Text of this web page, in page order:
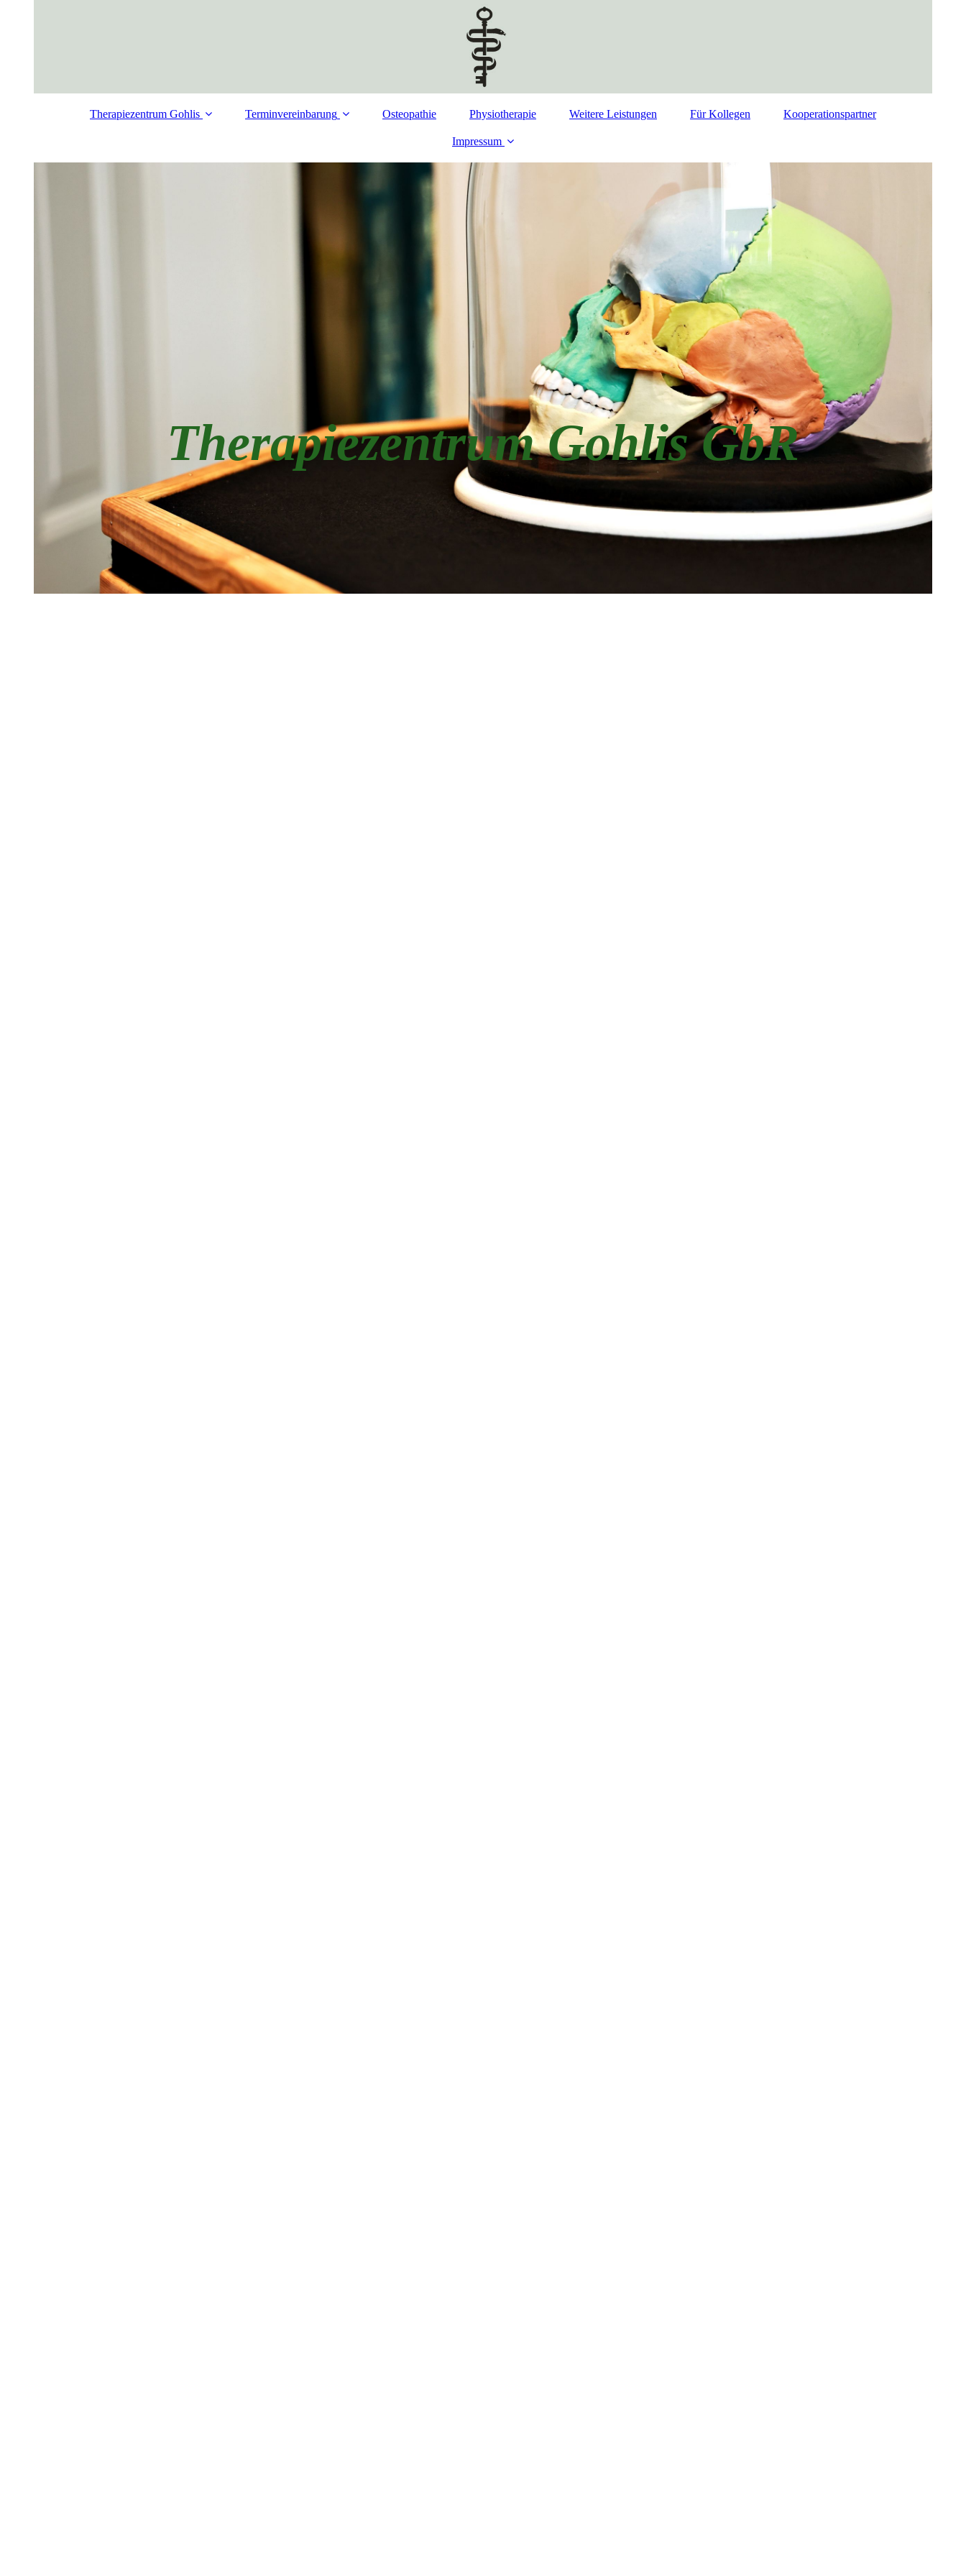
Therapiezentrum Gohlis Terminvereinbarung Osteopathie Physiotherapie Weitere Leistungen Für Kollegen Kooperationspartner
Impressum
Therapiezentrum Gohlis GbR